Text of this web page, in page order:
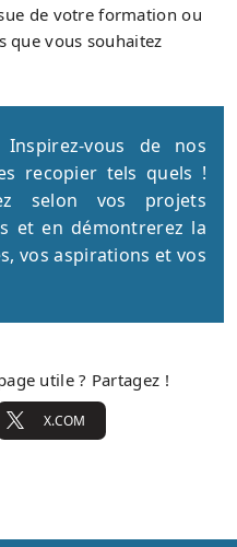
de votre formation ou
que vous souhaitez
vous de nos
recopier tels quels !
selon vos projets
et en démontrerez la
vos aspirations et vos
utile ? Partagez !
X.COM